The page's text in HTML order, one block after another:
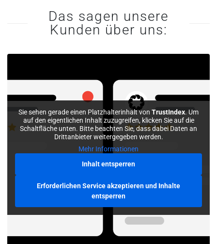
Das sagen unsere
Kunden über uns:
Sie sehen gerade einen Platzhalterinhalt von TrustIndex. Um
auf den eigentlichen Inhalt zuzugreifen, klicken Sie auf die
Schaltfläche unten. Bitte beachten Sie, dass dabei Daten an
Drittanbieter weitergegeben werden.
Mehr Informationen
Inhalt entsperren
Erforderlichen Service akzeptieren und Inhalte
entsperren